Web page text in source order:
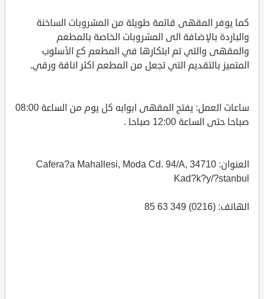
كما يوفر المقهى قائمة طويلة من المشروبات الساخنة
والباردة بالإضافة الى المشروبات الخاصة بالمطعم
والمقهى والتي تم ابتكارها في المطعم كع الأسلوب
المتميز بالتقديم التي تجعل من المطعم اكثر اناقة ورقي.
ساعات العمل: يفتح المقهى ابوابه كل يوم من الساعة 08:00
صباحا حتى الساعة 12:00 صباحا .
العنوان: Cafera?a Mahallesi, Moda Cd. 94/A, 34710
Kad?k?y/?stanbul
الهاتف: (0216) 349 63 85